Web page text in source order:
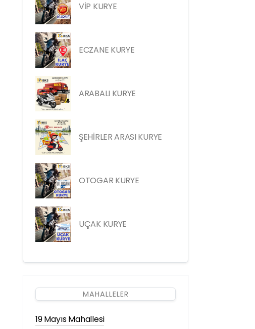
VİP KURYE
ECZANE KURYE
ARABALI KURYE
ŞEHİRLER ARASI KURYE
OTOGAR KURYE
UÇAK KURYE
MAHALLELER
19 Mayıs Mahallesi